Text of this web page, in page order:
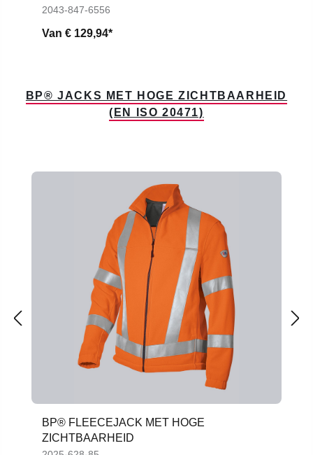
2043-847-6556
Van € 129,94*
BP® JACKS MET HOGE ZICHTBAARHEID
(EN ISO 20471)
BP® FLEECEJACK MET HOGE
ZICHTBAARHEID